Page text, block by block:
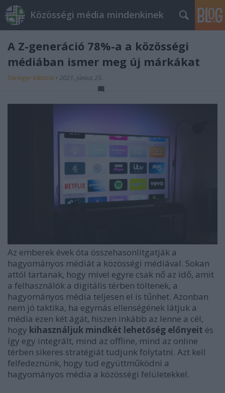
Közösségi média mindenkinek
A Z-generáció 78%-a a közösségi
médiában ismer meg új márkákat
Sáringer Viktória • 2021. június 25.
Az emberek évek óta összehasonlítgatják a
hagyományos médiát a közösségi médiával. Sokan
attól tartanak, hogy mivel egyre csak nő az idő, amit
a felhasználók a digitális térben töltenek, a
hagyományos média teljesen el is tűnhet. Azonban
nem jó taktika, ha egymás ellenségének látjuk a
média ezen két ágát, hiszen inkább az lenne a cél,
hogy kihasználjuk mindkét lehetőség előnyeit és
így egy integrált, mind az offline, mind az online
térben sikeres stratégiát tudjunk folytatni. Azt kell
felfedeznünk, hogy tud együttműködni a
hagyományos média a közösségi felületekkel.